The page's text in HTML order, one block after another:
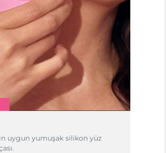
uygun yumuşak silikon yüz